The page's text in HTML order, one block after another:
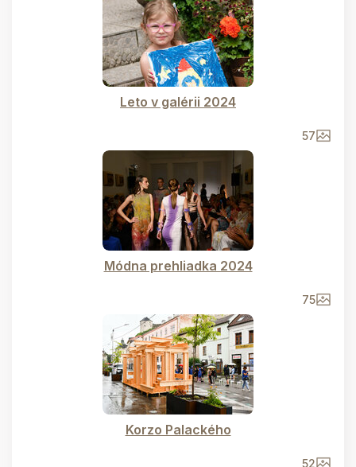
Leto v galérii 2024
57
Módna prehliadka 2024
75
Korzo Palackého
52